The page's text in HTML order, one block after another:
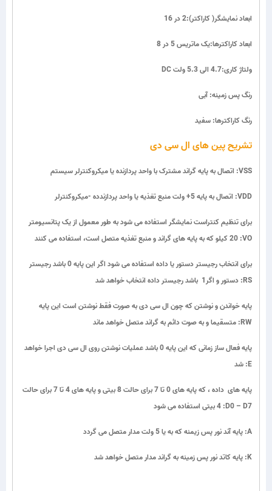
ابعاد نمایشگر( کاراکتر):2 در 16
ابعاد کاراکترها:یک ماتریس 5 در 8
DC ولتاژ کاری:4.7 الی 5.3 ولت
رنگ پس زمینه: آبی
رنگ کاراکترها: سفید
تشریح پین های ال سی دی
اتصال به پایه گراند مشترک با واحد پردازنده یا میکروکنترلر سیستم :VSS
:VDD
برای تنظیم کنتراست نمایشگر استفاده می شود به طور معمول از یک پتانسیومتر
:VO
برای انتخاب رجیستر دستور یا داده استفاده می شود اگر این پایه 0 باشد رجیستر
:RS
پایه خواندن و نوشتن که چون ال سی دی به صورت فقط نوشتن است این پایه
:RW
پایه فعال ساز زمانی که این پایه 0 باشد عملیات نوشتن روی ال سی دی اجرا خواهد
:E
پایه های داده ، که پایه های 0 تا 7 برای حالت 8 بیتی و پایه های 4 تا 7 برای حالت
:D0 – D7
:A
:K